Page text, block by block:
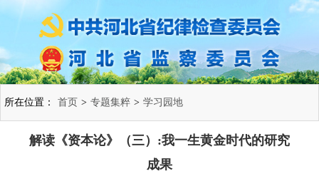
所在位置： 首页 > 专题集粹 > 学习园地
解读《资本论》（三）:我一生黄金时代的研究
成果